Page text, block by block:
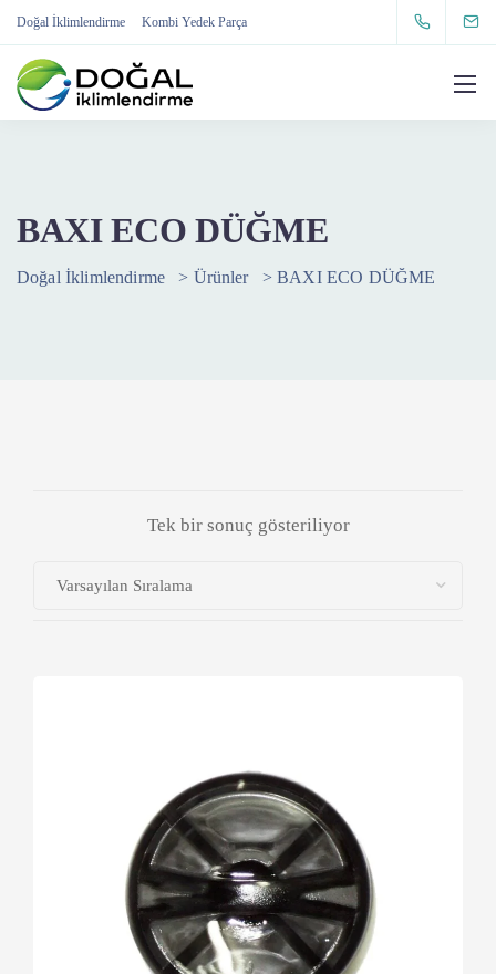
Doğal İklimlendirme Kombi Yedek Parça
BAXI ECO DÜĞME
Doğal İklimlendirme > Ürünler >BAXI ECO DÜĞME
Tek bir sonuç gösteriliyor